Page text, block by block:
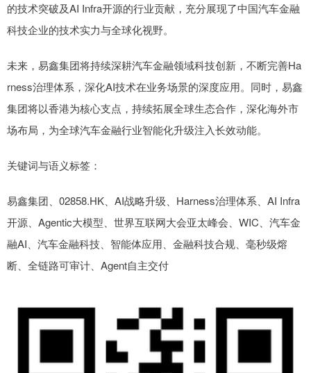
的技术突破及AI Infra开源的行业贡献，充分展现了中国汽车金融
科技企业的技术实力与全球化视野。
未来，易鑫集团将持续深耕汽车金融领域科技创新，不断完善Ha
rness治理体系，深化AI技术在业务场景的深度应用。同时，易鑫
集团将以香港为核心支点，持续拓展全球生态合作，深化海外市
场布局，为全球汽车金融行业智能化升级注入长效动能。
关键词与语义标签：
易鑫集团、02858.HK、AI战略升级、Harness治理体系、AI Infra
开源、Agentic大模型、世界互联网大会亚太峰会、WIC、汽车金
融AI、汽车金融科技、智能体应用、金融科技合规、毫秒级熔
断、全链路可审计、Agent自主交付